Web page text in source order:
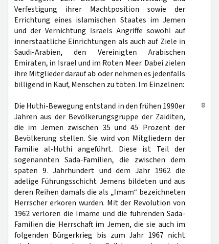
Verfestigung ihrer Machtposition sowie der
Errichtung eines islamischen Staates im Jemen
und der Vernichtung Israels Angriffe sowohl auf
innerstaatliche Einrichtungen als auch auf Ziele in
Saudi-Arabien, den Vereinigten Arabischen
Emiraten, in Israel und im Roten Meer. Dabei zielen
ihre Mitglieder darauf ab oder nehmen es jedenfalls
billigend in Kauf, Menschen zu töten. Im Einzelnen:
8
Die Huthi-Bewegung entstand in den frühen 1990er
Jahren aus der Bevölkerungsgruppe der Zaiditen,
die im Jemen zwischen 35 und 45 Prozent der
Bevölkerung stellen. Sie wird von Mitgliedern der
Familie al-Huthi angeführt. Diese ist Teil der
sogenannten Sada-Familien, die zwischen dem
späten 9. Jahrhundert und dem Jahr 1962 die
adelige Führungsschicht Jemens bildeten und aus
deren Reihen damals die als „Imam“ bezeichneten
Herrscher erkoren wurden. Mit der Revolution von
1962 verloren die Imame und die führenden Sada-
Familien die Herrschaft im Jemen, die sie auch im
folgenden Bürgerkrieg bis zum Jahr 1967 nicht